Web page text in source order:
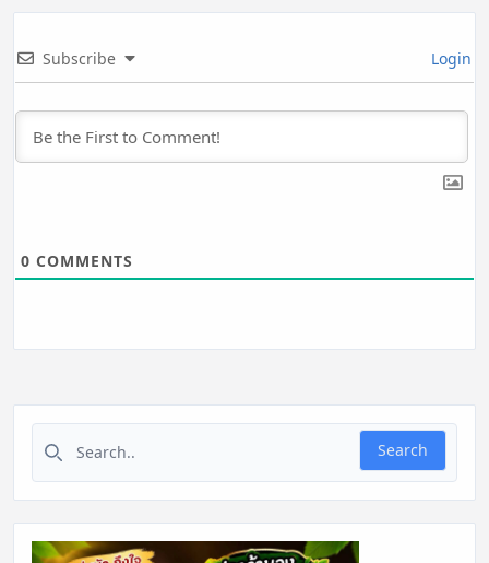
Subscribe Login
0 COMMENTS
Search for:
Search